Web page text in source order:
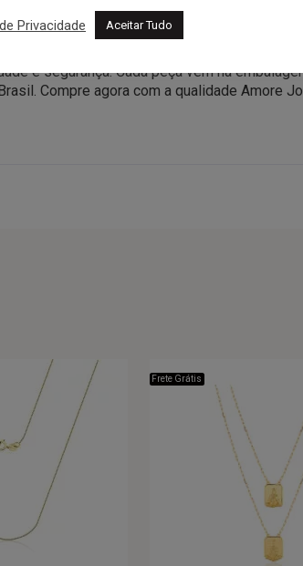
comprimento e 0,93mm de espessura — um
e segurança. Cada peça vem na
Compre agora com a qualidade Amore
Frete Grátis
Privacidade Aceitar Tudo